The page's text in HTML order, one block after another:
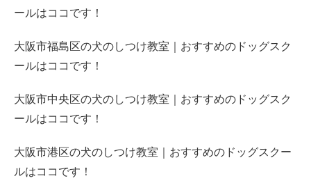
ールはココです！
大阪市福島区の犬のしつけ教室｜おすすめのドッグスク
ールはココです！
大阪市中央区の犬のしつけ教室｜おすすめのドッグスク
ールはココです！
大阪市港区の犬のしつけ教室｜おすすめのドッグスクー
ルはココです！